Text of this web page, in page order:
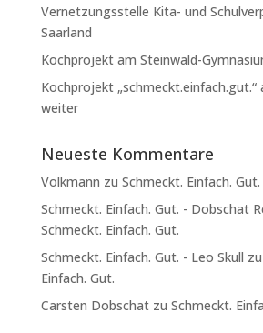
Vernetzungsstelle Kita- und
Saarland
Kochprojekt am Steinwald-
Kochprojekt „schmeckt.einfach.gut.“
weiter
Neueste Kommentare
Volkmann zu Schmeckt. Einfach. Gut.
Schmeckt. Einfach. Gut. - Dobschat
Schmeckt. Einfach. Gut.
Schmeckt. Einfach. Gut. - Leo Skull zu
Einfach. Gut.
Carsten Dobschatzu Schmeckt.